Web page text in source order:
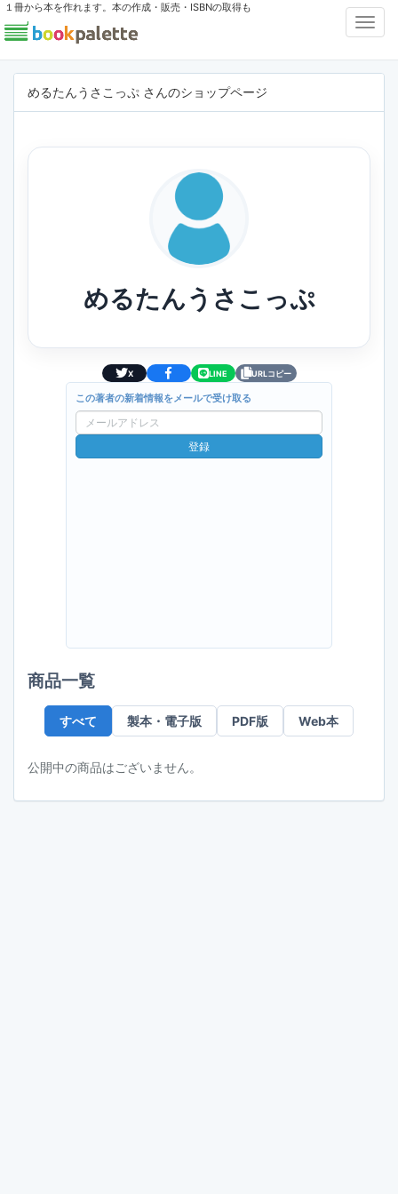
１冊から本を作れます。本の作成・販売・ISBNの取得も
めるたんうさこっぷ さんのショップページ
めるたんうさこっぷ
X LINE URLコピー
この著者の新着情報をメールで受け取る
ー
ル
登録
商品一覧
すべて 製本・電子版 PDF版 Web本
公開中の商品はございません。